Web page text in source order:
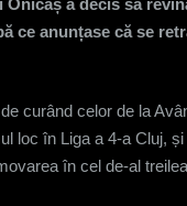
Onicaș a decis să
ce anunțase că se
curând celor de la
loc în Liga a 4-a Cluj,
în cel de-al